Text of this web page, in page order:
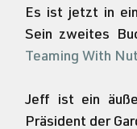
Es ist jetzt in
Teaming With
Jeff ist ein
Präsident der